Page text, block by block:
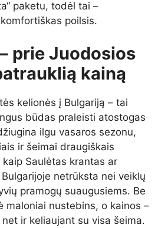
paketu, todėl tai –
poilsis.
prie Juodosios
kainą
kelionės į Bulgariją – tai
būdas praleisti atostogas
ilgu vasaros sezonu,
ir šeimai draugiškais
Saulėtas krantas ar
netrūksta nei veiklų
pramogų suaugusiems. Be
maloniai nustebins, o kainos –
ir keliaujant su visa šeima.